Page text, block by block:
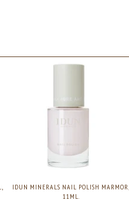
IDUN MINERALS NAIL POLISH MARMOR,
11ML.